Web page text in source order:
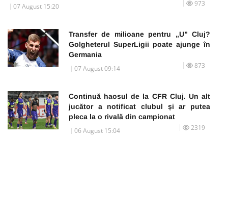
07 August 15:20 973
Transfer de milioane pentru „U” Cluj?
Golgheterul SuperLigii poate ajunge în
Germania
07 August 09:14 873
Continuă haosul de la CFR Cluj. Un alt
jucător a notificat clubul și ar putea
pleca la o rivală din campionat
06 August 15:04 2319